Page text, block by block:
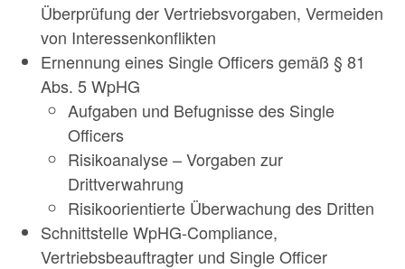
Überprüfung der Vertriebsvorgaben, Vermeiden
von Interessenkonflikten
Ernennung eines Single Officers gemäß § 81
Abs. 5 WpHG
Aufgaben und Befugnisse des Single
Officers
Risikoanalyse – Vorgaben zur
Drittverwahrung
Risikoorientierte Überwachung des Dritten
Schnittstelle WpHG-Compliance,
Vertriebsbeauftragter und Single Officer